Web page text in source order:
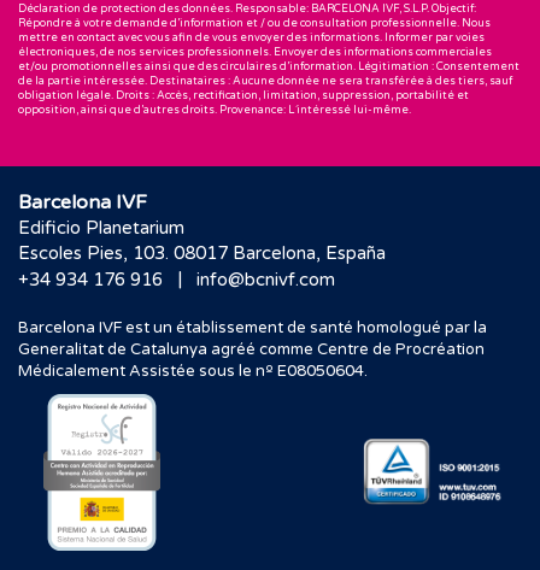
Déclaration de protection des données. Responsable: BARCELONA IVF, S.L.P. Objectif:
Répondre à votre demande d’information et / ou de consultation professionnelle. Nous
mettre en contact avec vous afin de vous envoyer des informations. Informer par voies
électroniques, de nos services professionnels. Envoyer des informations commerciales
et/ou promotionnelles ainsi que des circulaires d’information. Légitimation : Consentement
de la partie intéressée. Destinataires : Aucune donnée ne sera transférée à des tiers, sauf
obligation légale. Droits : Accès, rectification, limitation, suppression, portabilité et
opposition, ainsi que d’autres droits. Provenance: L´intéressé lui-même.
Barcelona IVF
Edificio Planetarium
Escoles Pies, 103. 08017 Barcelona, España
+34 934 176 916
| info@bcnivf.com
Barcelona IVF est un établissement de santé homologué par la
Generalitat de Catalunya agréé comme Centre de Procréation
Médicalement Assistée sous le nº E08050604.